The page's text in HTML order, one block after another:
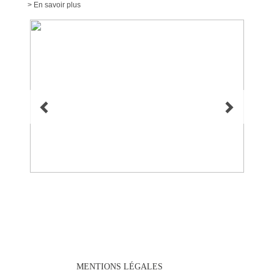
> En savoir plus
MENTIONS LÉGALES